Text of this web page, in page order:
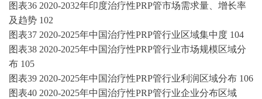
图表36 2020-2032年印度治疗性PRP管市场需求量、增长率
及趋势 102
图表37 2020-2025年中国治疗性PRP管行业区域集中度 104
图表38 2020-2025年中国治疗性PRP管行业市场规模区域分
布 105
图表39 2020-2025年中国治疗性PRP管行业利润区域分布 106
图表40 2020-2025年中国治疗性PRP管行业企业分布区域